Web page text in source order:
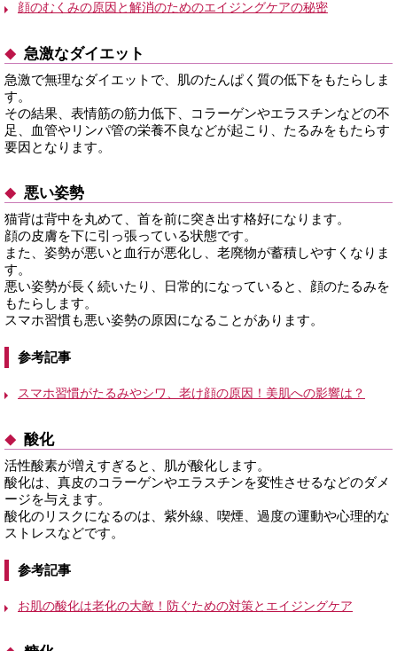
顔のむくみの原因と解消のためのエイジングケアの秘密
急激なダイエット
急激で無理なダイエットで、肌のたんぱく質の低下をもたらしま
す。
その結果、表情筋の筋力低下、コラーゲンやエラスチンなどの不
足、血管やリンパ管の栄養不良などが起こり、たるみをもたらす
要因となります。
悪い姿勢
猫背は背中を丸めて、首を前に突き出す格好になります。
顔の皮膚を下に引っ張っている状態です。
また、姿勢が悪いと血行が悪化し、老廃物が蓄積しやすくなりま
す。
悪い姿勢が長く続いたり、日常的になっていると、顔のたるみを
もたらします。
スマホ習慣も悪い姿勢の原因になることがあります。
参考記事
スマホ習慣がたるみやシワ、老け顔の原因！美肌への影響は？
酸化
活性酸素が増えすぎると、肌が酸化します。
酸化は、真皮のコラーゲンやエラスチンを変性させるなどのダメ
ージを与えます。
酸化のリスクになるのは、紫外線、喫煙、過度の運動や心理的な
ストレスなどです。
参考記事
お肌の酸化は老化の大敵！防ぐための対策とエイジングケア